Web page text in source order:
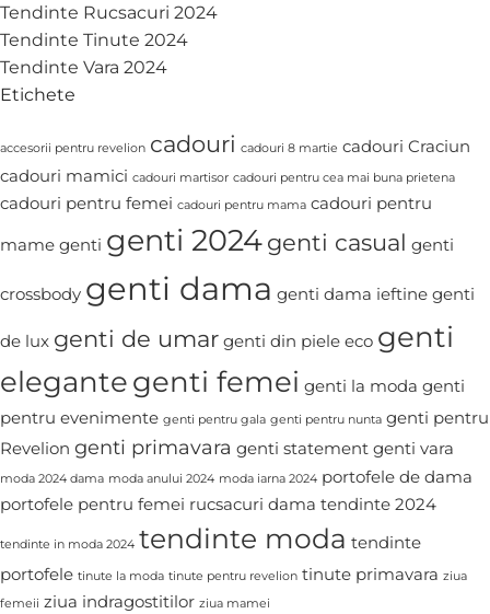
Tendinte Rucsacuri 2024
Tendinte Tinute 2024
Tendinte Vara 2024
Etichete
accesorii pentru revelion cadouri cadouri 8 martie cadouri Craciun
cadouri mamici cadouri martisor cadouri pentru cea mai buna prietena
cadouri pentru femei cadouri pentru mama cadouri pentru
mame genti genti 2024 genti casual genti
crossbody genti dama genti dama ieftine genti
de lux genti de umar genti din piele eco genti
elegantegenti femei genti la moda genti
pentru evenimente genti pentru gala genti pentru nunta genti pentru
Revelion genti primavara genti statement genti vara
moda 2024 dama moda anului 2024 moda iarna 2024 portofele de dama
portofele pentru femei rucsacuri dama tendinte 2024
tendinte in moda 2024 tendinte moda tendinte
portofele tinute la moda tinute pentru revelion tinute primavara ziua
femeii ziua indragostitilor ziua mamei